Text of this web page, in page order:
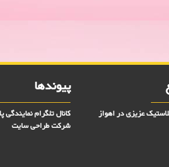
عزیزی در اهواز
پیوندها
کانال تلگرام
شرکت طراحی سایت